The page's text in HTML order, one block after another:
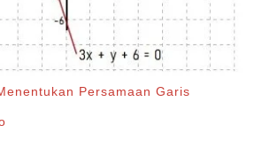
Persamaan Garis